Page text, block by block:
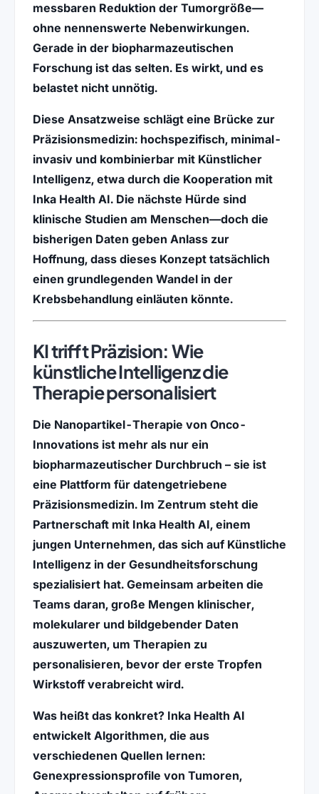
messbaren Reduktion der Tumorgröße—
ohne nennenswerte Nebenwirkungen.
Gerade in der biopharmazeutischen
Forschungist das selten. Es wirkt, und es
belastet nicht unnötig.
Diese Ansatzweise schlägt eine Brücke zur
Präzisionsmedizin: hochspezifisch, minimal-
invasiv und kombinierbar mit Künstlicher
Intelligenz, etwa durch die Kooperation mit
Inka Health AI. Die nächste Hürde sind
klinische Studien am Menschen—doch die
bisherigen Daten geben Anlass zur
Hoffnung, dass dieses Konzept tatsächlich
einen grundlegenden Wandel in der
Krebsbehandlungeinläuten könnte.
KI trifft Präzision: Wie
künstliche Intelligenz die
Therapie personalisiert
Die Nanopartikel-Therapie von Onco-
Innovationsist mehr als nur ein
biopharmazeutischer Durchbruch – sie ist
eine Plattform für datengetriebene
Präzisionsmedizin. Im Zentrum steht die
Partnerschaft mit Inka Health AI, einem
jungen Unternehmen, das sich auf Künstliche
Intelligenzin der Gesundheitsforschung
spezialisiert hat. Gemeinsam arbeiten die
Teams daran, große Mengen klinischer,
molekularer und bildgebender Daten
auszuwerten, um Therapien zu
personalisieren, bevor der erste Tropfen
Wirkstoff verabreicht wird.
Was heißt das konkret? Inka Health AI
entwickelt Algorithmen, die aus
verschiedenen Quellen lernen:
Genexpressionsprofile von Tumoren,